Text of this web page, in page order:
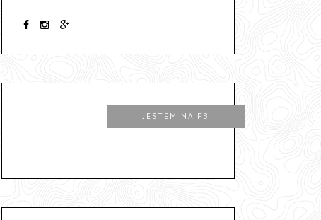
JESTEM NA FB